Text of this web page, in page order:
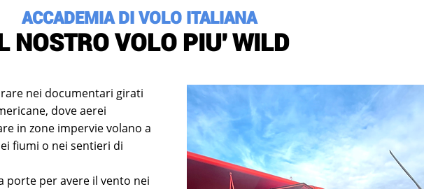
ACCADEMIA DI VOLO ITALIANA
NOSTRO VOLO PIU' WILD
nei documentari girati
dove aerei
in zone impervie volano a
fiumi o nei sentieri di
porte per avere il vento nei